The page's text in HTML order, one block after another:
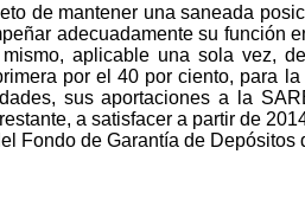
de mantener una saneada
adecuadamente su función
aplicable una sola vez,
por el 40 por ciento, para
sus aportaciones a la
a satisfacer a partir de
Fondo de Garantía de Depósitos